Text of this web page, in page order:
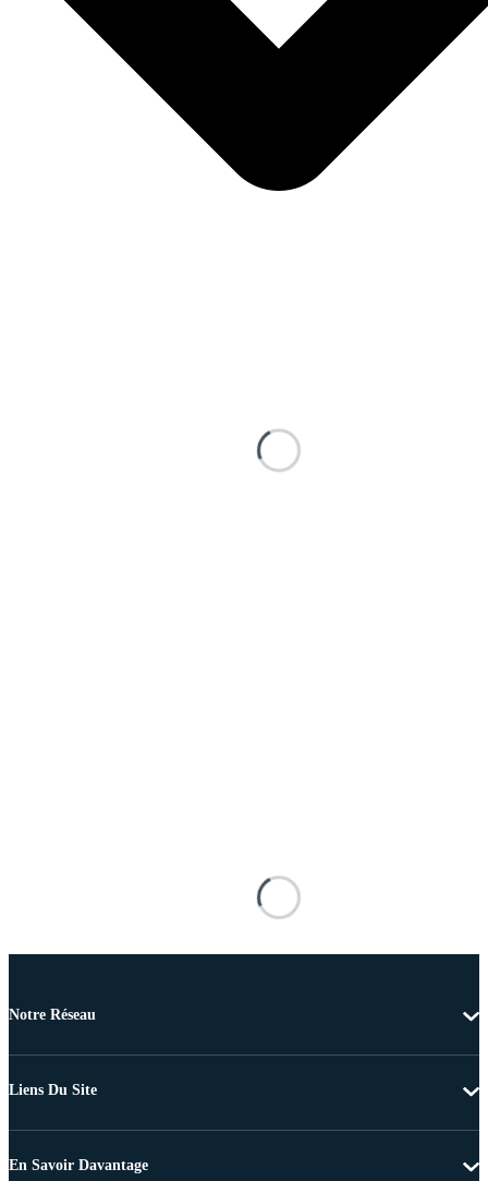
Notre Réseau
Liens Du Site
En Savoir Davantage